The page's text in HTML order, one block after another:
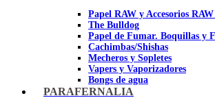
Papel RAW y Accesorios
The Bulldog
Papel de Fumar. Boquillas y
Cachimbas/Shishas
Mecheros y Sopletes
Vapers y Vaporizadores
Bongs de agua
Bandejas para liar
PARAFERNALIA